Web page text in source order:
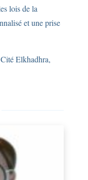
lois de la
et une prise
Elkhadhra,